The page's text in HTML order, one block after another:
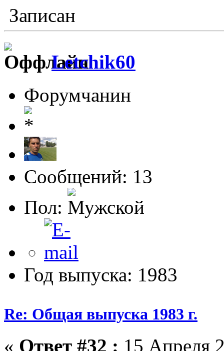
Записан
Letchik60
Форумчанин
Сообщений: 13
Пол:
Год выпуска: 1983
Re: Общая выпуска 1983 г.
« Ответ #32 : 15 Апреля